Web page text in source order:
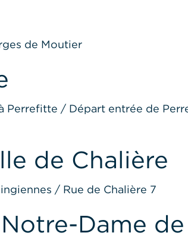
de Moutier
Perrefitte / Départ entrée de
de Chalière
/ Rue de Chalière 7
Dame